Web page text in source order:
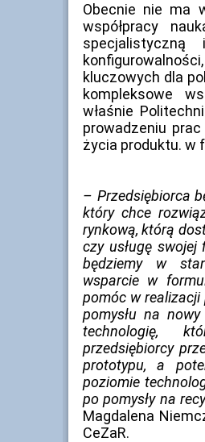
Obecnie nie ma
współpracy
kluczowych dla
kompleksowe
właśnie
prowadzeniu
życia produktu. w
– Przedsiębiorca
który chce
rynkową, którą
czy usługę
będziemy w
wsparcie w
pomóc w
pomysłu na
technologię,
przedsiębiorcy
prototypu, a
poziomie
po pomysły na
Magdalena
CeZaR.